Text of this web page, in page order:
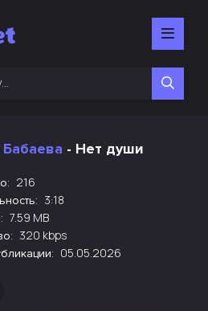
- Нет души
216
3:18
7.59 MB
320 kbps
05.05.2026